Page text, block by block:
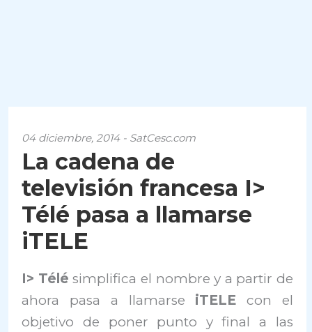
04 diciembre, 2014 - SatCesc.com
La cadena de
televisión francesa I>
Télé pasa a llamarse
iTELE
I> Télé simplifica el nombre y a partir de
ahora pasa a llamarse iTELE con el
objetivo de poner punto y final a las